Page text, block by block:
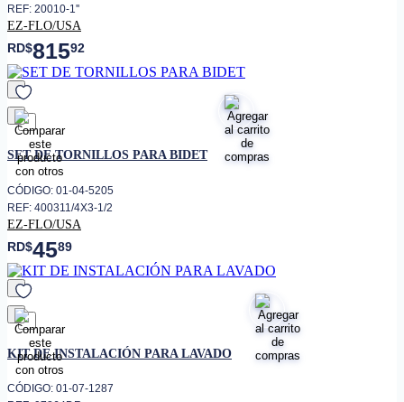
REF: 20010-1''
EZ-FLO/USA
RD$81592
favorito
SET DE TORNILLOS PARA BIDET
CÓDIGO: 01-04-5205
REF: 400311/4X3-1/2
EZ-FLO/USA
RD$4589
favorito
KIT DE INSTALACIÓN PARA LAVADO
CÓDIGO: 01-07-1287